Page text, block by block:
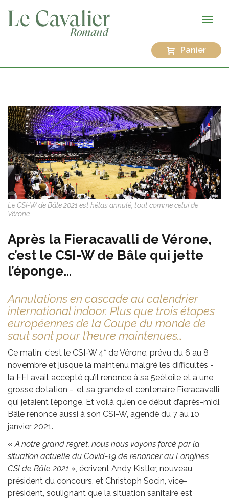
Panier
Le CSI-W de Bâle 2021 est hélas annulé, tout comme celui de
Vérone.
Après la Fieracavalli de Vérone,
c’est le CSI-W de Bâle qui jette
l’éponge…
Annulations en cascade au calendrier
international indoor. Plus que trois étapes
européennes de la Coupe du monde de
saut sont pour l’heure maintenues…
Ce matin, c’est le CSI-W 4* de Vérone, prévu du 6 au 8
novembre et jusque là maintenu malgré les difficultés -
la FEI avait accepté qu’il renonce à sa 5eétoile et à une
grosse dotation -, et sa grande et centenaire Fieracavalli
qui jetaient l’éponge. Et voilà qu’en ce début d’après-midi,
Bâle renonce aussi à son CSI-W, agendé du 7 au 10
janvier 2021.
«A notre grand regret, nous nous voyons forcé par la
situation actuelle du Covid-19 de renoncer au Longines
CSI de Bâle 2021 », écrivent Andy Kistler, nouveau
président du concours, et Christoph Socin, vice-
président, soulignant que la situation sanitaire est